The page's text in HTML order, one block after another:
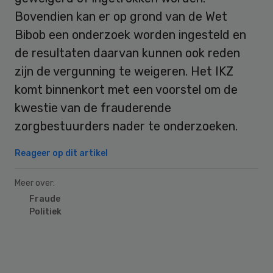
Bovendien kan er op grond van de Wet
Bibob een onderzoek worden ingesteld en
de resultaten daarvan kunnen ook reden
zijn de vergunning te weigeren. Het IKZ
komt binnenkort met een voorstel om de
kwestie van de frauderende
zorgbestuurders nader te onderzoeken.
Reageer op dit artikel
Meer over:
Fraude
Politiek